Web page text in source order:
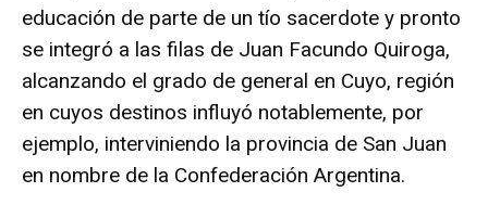
educación de parte de un tío sacerdote y pronto
se integró a las filas de Juan Facundo Quiroga,
alcanzando el grado de general en Cuyo, región
en cuyos destinos influyó notablemente, por
ejemplo, interviniendo la provincia de San Juan
en nombre de la Confederación Argentina.